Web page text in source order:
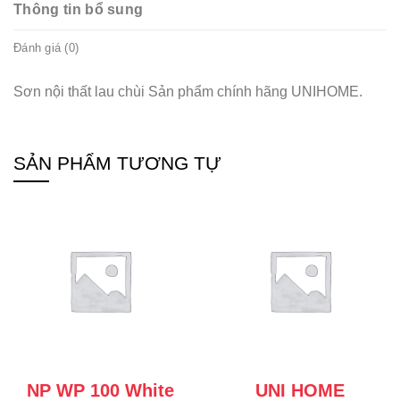
Thông tin bổ sung
Đánh giá (0)
Sơn nội thất lau chùi Sản phẩm chính hãng UNIHOME.
SẢN PHẨM TƯƠNG TỰ
NP WP 100 White
UNI HOME